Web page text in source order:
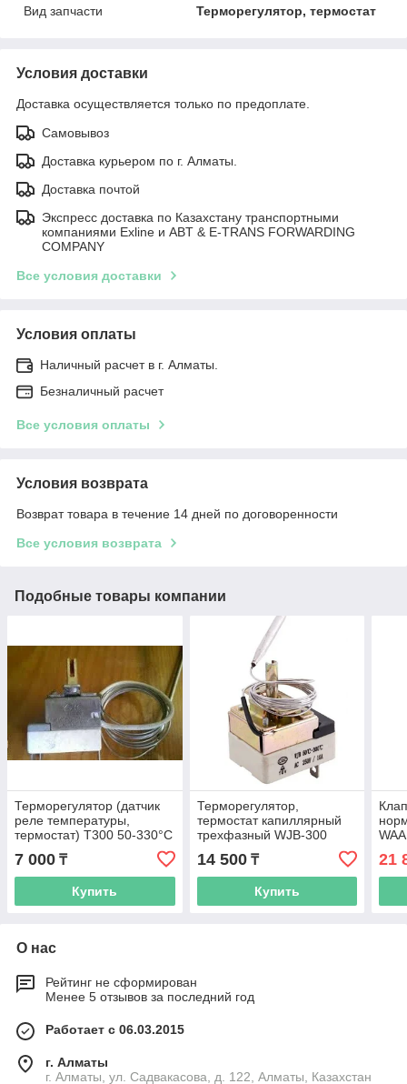
Вид запчасти
Терморегулятор, термостат
Условия доставки
Доставка осуществляется только по предоплате.
Самовывоз
Доставка курьером по г. Алматы.
Доставка почтой
Экспресс доставка по Казахстану транспортными
компаниями Exline и ABT & E-TRANS FORWARDING
COMPANY
Все условия доставки
Условия оплаты
Наличный расчет в г. Алматы.
Безналичный расчет
Все условия оплаты
Условия возврата
Возврат товара в течение 14 дней по договоренности
Все условия возврата
Подобные товары компании
Терморегулятор (датчик
реле температуры,
термостат) T300 50-330°С
7 000 ₸
Купить
Терморегулятор,
термостат капиллярный
трехфазный WJB-300
250В, 300С
14 500₸
Купить
21
О нас
Рейтинг не сформирован
Менее 5 отзывов за последний год
Работает с 06.03.2015
г. Алматы
г. Алматы, ул. Садвакасова, д. 122, Алматы, Казахстан